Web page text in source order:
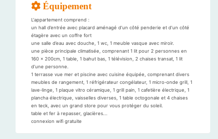
Équipement
L'appartement comprend :
un hall d’entrée avec placard aménagé d’un côté penderie et d’un côté
étagère avec un coffre fort
une salle d’eau avec douche, 1 wc, 1 meuble vasque avec miroir.
une pièce principale climatisée, comprenant 1 lit pour 2 personnes en
160 x 200cm, 1 table, 1 bahut bas, 1 télévision, 2 chaises transat, 1 lit
d’une personne.
1 terrasse vue mer et piscine avec cuisine équipée, comprenant divers
meubles de rangement, 1 réfrigérateur congélateur, 1 micro-onde grill, 1
lave-linge, 1 plaque vitro céramique, 1 grill pain, 1 cafetière électrique, 1
plancha électrique, vaisselles diverses, 1 table octogonale et 4 chaises
en teck, avec un grand store pour vous protéger du soleil.
table et fer à repasser, glacières...
connexion wifi gratuite